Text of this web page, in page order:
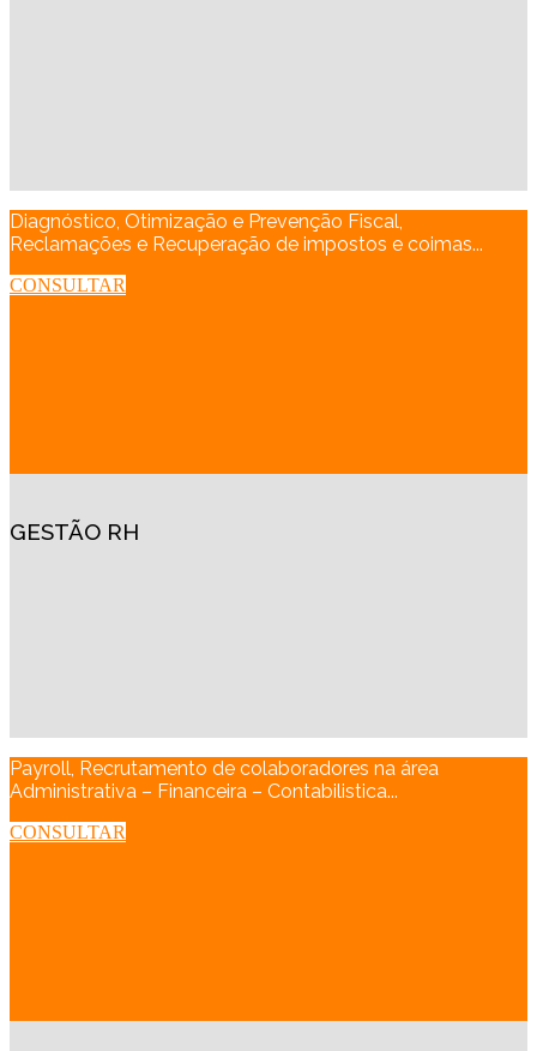
Diagnóstico, Otimização e Prevenção Fiscal,
Reclamações e Recuperação de impostos e coimas...
CONSULTAR
GESTÃO RH
Payroll, Recrutamento de colaboradores na área
Administrativa – Financeira – Contabilistica...
CONSULTAR